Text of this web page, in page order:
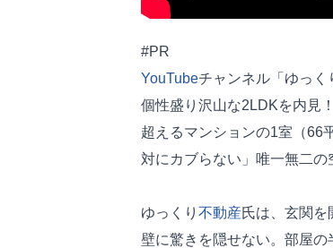
#PR
YouTubeチャンネル「ゆっく
個性盛り沢山な2LDKを内見
超えるマンションの1室（66
対にカブらない」唯一無二の
ゆっくり 不動産氏は、玄関
壁に驚きを隠せない。部屋